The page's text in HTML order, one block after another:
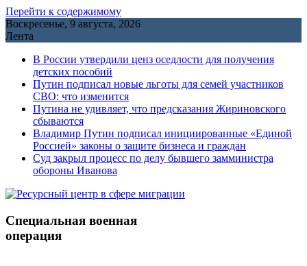
Перейти к содержимому
Воскресенье, 9 августа, 2026
Лента
В России утвердили ценз оседлости для получения
детских пособий
Путин подписал новые льготы для семей участников
СВО: что изменится
Путина не удивляет, что предсказания Жириновского
сбываются
Владимир Путин подписал инициированные «Единой
Россией» законы о защите бизнеса и граждан
Cуд закрыл процесс по делу бывшего замминистра
обороны Иванова
Специальная военная
операция